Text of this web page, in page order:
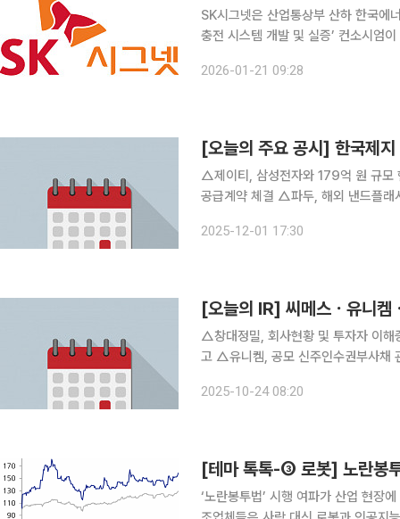
SK시그넷은 산업통상부 산하 한국에
충전 시스템 개발 및 실증’ 컨소시엄
충전 커넥터를 자동으로 체결하는 방
2026-01-21 09:28
[오늘의 주요 공시] 한국제
△제이티, 삼성전자와 179억 원 규모 핸들러 공급계약 체결 △
공급계약 체결 △파두, 해외 낸드플래시 메모리 제조사와 122억5500만 원 규모 공급계약 체결 △
2025-12-01 17:30
[오늘의 IR] 씨메스ㆍ유니켐
△창대정밀, 회사현황 및 투자자 이해증진 △씨메스, 회사에 대한 투자자 이해 증진 및
고 △유니켐, 공모 신주인수권부사채
2025-10-24 08:20
[테마 톡톡-③ 로봇] 노란봉
‘노란봉투법’ 시행 여파가 산업 현장